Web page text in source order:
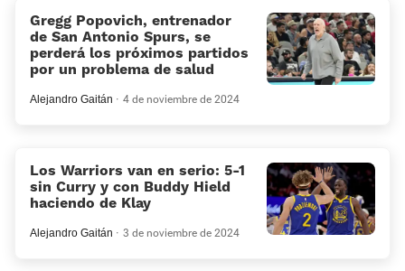
Gregg Popovich, entrenador
de San Antonio Spurs, se
perderá los próximos partidos
por un problema de salud
Alejandro Gaitán 4 de noviembre de 2024
Los Warriors van en serio: 5-1
sin Curry y con Buddy Hield
haciendo de Klay
Alejandro Gaitán 3 de noviembre de 2024